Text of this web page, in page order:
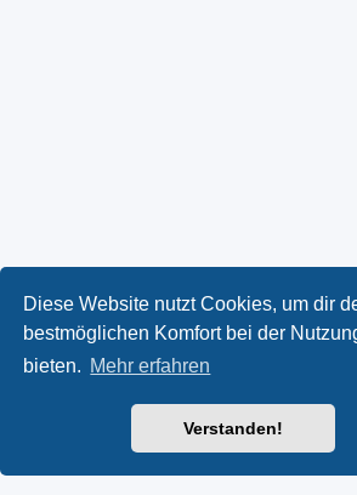
Diese Website nutzt Cookies, um dir
bestmöglichen Komfort bei der
bieten. Mehr erfahren
Verstanden!